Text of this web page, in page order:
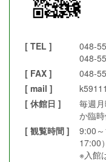
[ TEL ]
048-
048-
[ FAX ]
048-
[ mail ]
[ 休館日 ]
毎週
か臨
[ 観覧時間 ]
9:00
17:00）
※入館